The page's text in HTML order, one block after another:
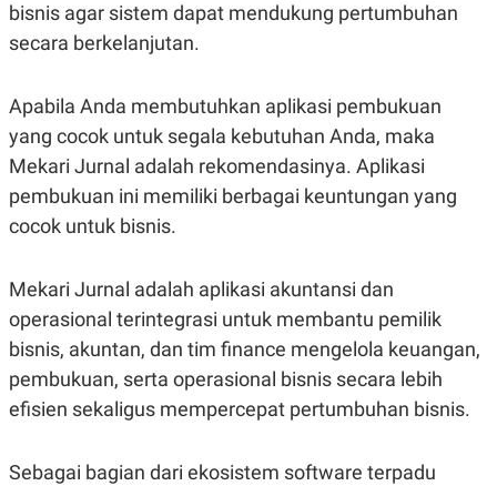
bisnis agar sistem dapat mendukung pertumbuhan
secara berkelanjutan.
Apabila Anda membutuhkan aplikasi pembukuan
yang cocok untuk segala kebutuhan Anda, maka
Mekari Jurnal adalah rekomendasinya. Aplikasi
pembukuan ini memiliki berbagai keuntungan yang
cocok untuk bisnis.
Mekari Jurnal adalah aplikasi akuntansi dan
operasional terintegrasi untuk membantu pemilik
bisnis, akuntan, dan tim finance mengelola keuangan,
pembukuan, serta operasional bisnis secara lebih
efisien sekaligus mempercepat pertumbuhan bisnis.
Sebagai bagian dari ekosistem software terpadu